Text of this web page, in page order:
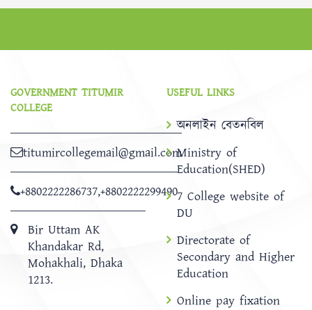
GOVERNMENT TITUMIR
COLLEGE
titumircollegemail@gmail.com
+8802222286737,+8802222299490
Bir Uttam AK
Khandakar Rd,
Mohakhali, Dhaka
1213.
USEFUL LINKS
অনলাইন বেতনবিল
Ministry of
Education(SHED)
7 College website of
DU
Directorate of
Secondary and Higher
Education
Online pay fixation